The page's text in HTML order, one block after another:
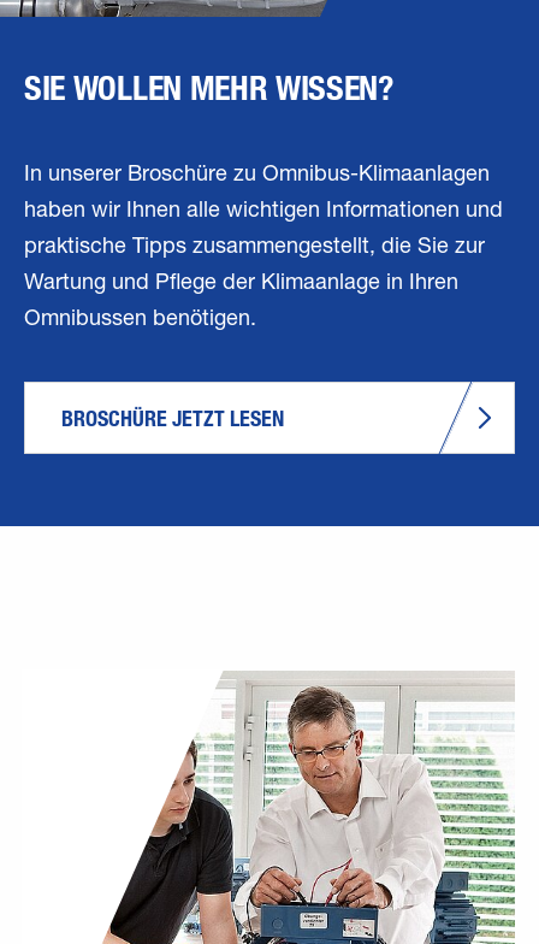
SIE WOLLEN MEHR WISSEN?
In unserer Broschüre zu Omnibus-Klimaanlagen
haben wir Ihnen alle wichtigen Informationen und
praktische Tipps zusammengestellt, die Sie zur
Wartung und Pflege der Klimaanlage in Ihren
Omnibussen benötigen.
BROSCHÜRE JETZT LESEN